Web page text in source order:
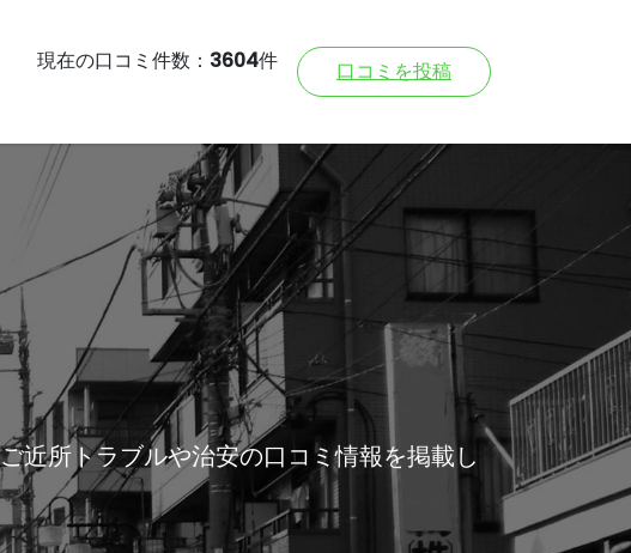
現在の口コミ件数： 3604件 口コミを投稿
近所トラブルや治安の口コミ情報を掲載し